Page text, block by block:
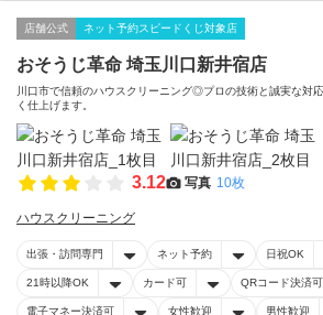
店舗公式 ネット予約スピードくじ対象店
おそうじ革命 埼玉川口新井宿店
川口市で信頼のハウスクリーニング◎プロの技術と誠実な対
く仕上げます。
3.12 写真 10枚
ハウスクリーニング
出張・訪問専門 ネット予約 日祝OK
21時以降OK カード可 QRコード決済可
電子マネー決済可 女性歓迎 男性歓迎